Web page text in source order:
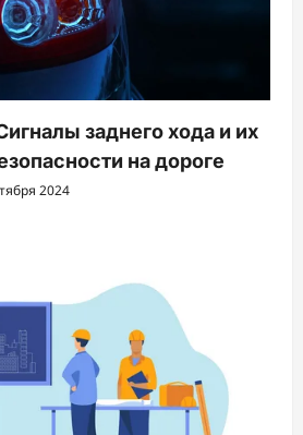
заднего хода и их
на дороге
2024